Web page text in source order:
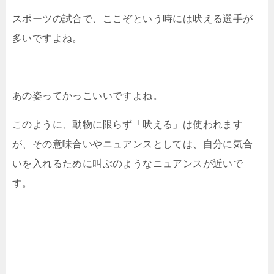
スポーツの試合で、ここぞという時には吠える選手が
多いですよね。
あの姿ってかっこいいですよね。
このように、動物に限らず「吠える」は使われます
が、その意味合いやニュアンスとしては、自分に気合
いを入れるために叫ぶのようなニュアンスが近いで
す。